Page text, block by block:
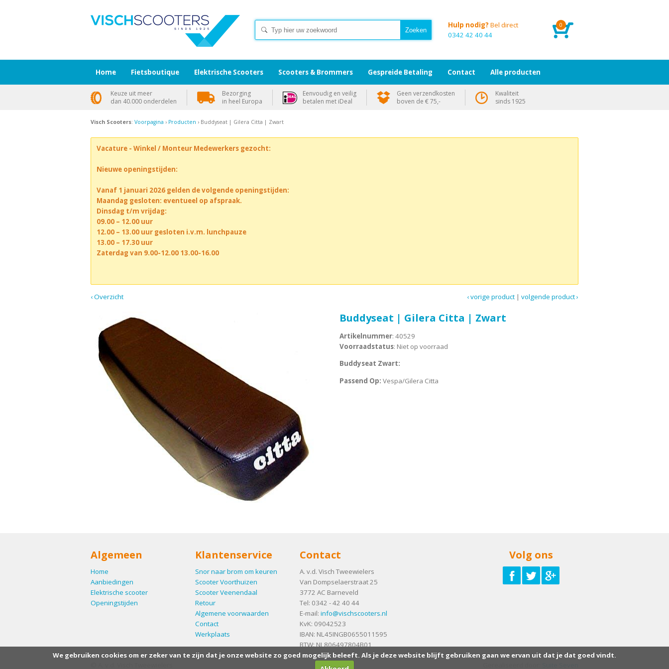
0
Hulp nodig? Bel direct
0342 42 40 44
Visch Scooters: Voorpagina › Producten › Buddyseat | Gilera Citta | Zwart
Vacature - Winkel / Monteur Medewerkers gezocht:
Nieuwe openingstijden:
Vanaf 1 januari 2026 gelden de volgende openingstijden:
Maandag gesloten: eventueel op afspraak.
Dinsdag t/m vrijdag:
09.00 – 12.00 uur
12.00 – 13.00 uur gesloten i.v.m. lunchpauze
13.00 – 17.30 uur
Zaterdag van 9.00-12.00 13.00-16.00
‹ Overzicht volgende product ›
|
‹ vorige product
Buddyseat | Gilera Citta | Zwart
Artikelnummer: 40529
Voorraadstatus: Niet op voorraad
Buddyseat Zwart:
Passend Op: Vespa/Gilera Citta
Algemeen
Home
Aanbiedingen
Elektrische scooter
Openingstijden
Klantenservice
Snor naar brom om keuren
Scooter Voorthuizen
Scooter Veenendaal
Retour
Algemene voorwaarden
Contact
Werkplaats
Contact
A. v.d. Visch Tweewielers
Van Dompselaerstraat 25
3772 AC Barneveld
Tel: 0342 - 42 40 44
E-mail: info@vischscooters.nl
KvK: 09042523
IBAN: NL45INGB0655011595
BTW: NL806497804B01
Volg ons
Home Fietsboutique Elektrische Scooters Scooters & Brommers Gespreide Betaling Contact Alle producten
Keuze uit meer
dan 40.000 onderdelen
Bezorging
in heel Europa
Eenvoudig en veilig
betalen met iDeal
Geen verzendkosten
boven de € 75,-
Kwaliteit
sinds 1925
We gebruiken cookies om er zeker van te zijn dat je onze website zo goed mogelijk beleeft. Als je deze website blijft gebruiken gaan we ervan uit dat je dat goed vindt.